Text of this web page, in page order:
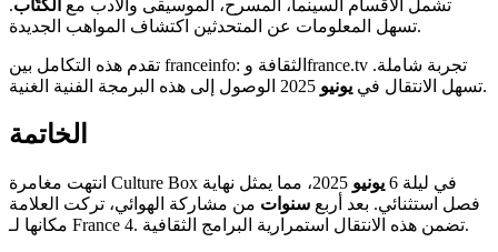
تشمل الأقسام السينما، المسرح، الموسيقى والأدب مع الكتّاب.
تسهل المعلومات عن المتحدثين اكتشاف المواهب الجديدة.
تقدم هذه التكامل بين franceinfo: الثقافة وfrance.tv تجربة شاملة.
تسهل الانتقال في يونيو 2025 الوصول إلى هذه البرمجة الفنية الغنية.
الخاتمة
انتهت مغامرة Culture Box في ليلة 6 يونيو
2025، مما يمثل نهاية
فصل استثنائي. بعد أربع سنوات من مشاركة الهوائي، تركت العلامة
مكانها لـ France 4. تضمن هذه الانتقال استمرارية البرامج الثقافية.